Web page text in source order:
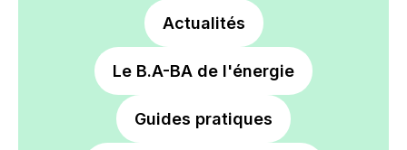
Actualités
Le B.A-BA de l'énergie
Guides pratiques